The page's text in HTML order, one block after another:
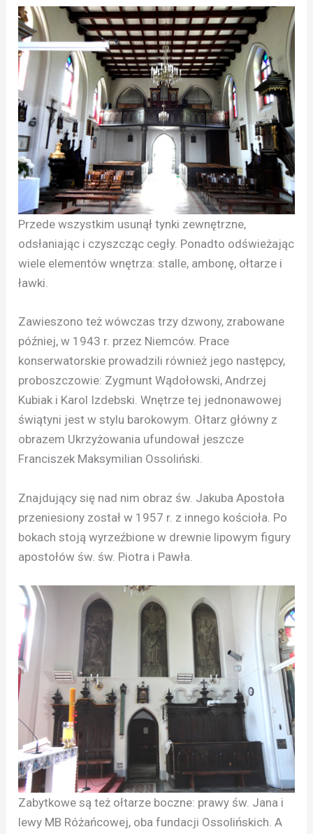
Przede wszystkim usunął tynki zewnętrzne,
odsłaniając i czyszcząc cegły. Ponadto odświeżając
wiele elementów wnętrza: stalle, ambonę, ołtarze i
ławki.
Zawieszono też wówczas trzy dzwony, zrabowane
później, w 1943 r. przez Niemców. Prace
konserwatorskie prowadzili również jego następcy,
proboszczowie: Zygmunt Wądołowski, Andrzej
Kubiak i Karol Izdebski. Wnętrze tej jednonawowej
świątyni jest w stylu barokowym. Ołtarz główny z
obrazem Ukrzyżowania ufundował jeszcze
Franciszek Maksymilian Ossoliński.
Znajdujący się nad nim obraz św. Jakuba Apostoła
przeniesiony został w 1957 r. z innego kościoła. Po
bokach stoją wyrzeźbione w drewnie lipowym figury
apostołów św. św. Piotra i Pawła.
Zabytkowe są też ołtarze boczne: prawy św. Jana i
lewy MB Różańcowej, oba fundacji Ossolińskich. A